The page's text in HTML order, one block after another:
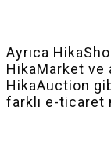
Ayrıca
HikaMarket ve
HikaAuction
farklı e-ticaret